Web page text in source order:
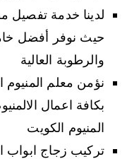
لدينا خدمة تفصيل
حيث نوفر أفضل
والرطوبة العالية
نؤمن معلم
بكافة اعمال
المنيوم الكويت
تركيب زجاج ابواب